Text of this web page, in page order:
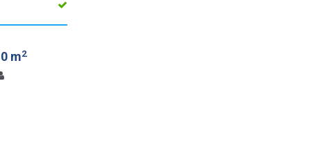
m2